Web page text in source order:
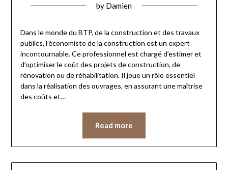
by Damien
Dans le monde du BTP, de la construction et des travaux
publics, l’économiste de la construction est un expert
incontournable. Ce professionnel est chargé d’estimer et
d’optimiser le coût des projets de construction, de
rénovation ou de réhabilitation. Il joue un rôle essentiel
dans la réalisation des ouvrages, en assurant une maîtrise
des coûts et…
Read more